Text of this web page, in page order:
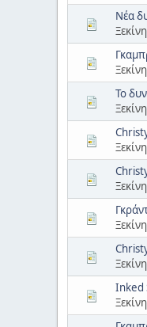
Νέα
Το
Inked